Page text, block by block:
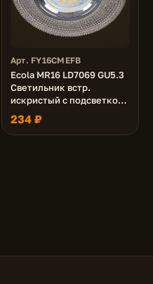
Арт. FY16CMEFB
Ecola MR16 LD7069 GU5.3
Светильник встр.
искристый с подсветкой
"Модерн" Тонированный /
Хром 25x95
234 ₽